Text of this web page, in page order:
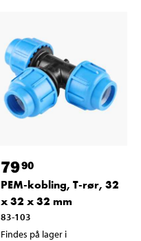
7990
PEM-kobling, T-rør, 32
x 32 x 32 mm
83-103
Findes på lager i